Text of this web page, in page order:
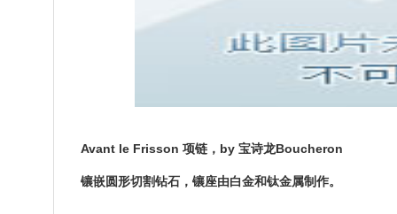
Avant le Frisson 项链，by 宝诗龙Boucheron
镶嵌圆形切割钻石，镶座由白金和钛金属制作。